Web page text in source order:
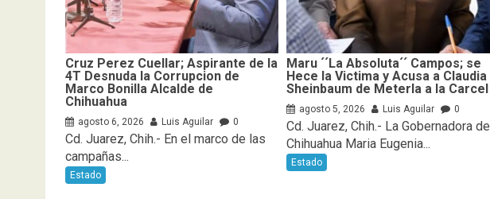
Cruz Perez Cuellar; Aspirante de la
4T Desnuda la Corrupcion de
Marco Bonilla Alcalde de
Chihuahua
agosto 6, 2026 Luis Aguilar 0
Cd. Juarez, Chih.- En el marco de las
campañas...
Estado
Maru ´´La Absoluta´´ Campos; se
Hece la Victima y Acusa a Claudia
Sheinbaum de Meterla a la Carcel
agosto 5, 2026 Luis Aguilar 0
Cd. Juarez, Chih.- La Gobernadora de
Chihuahua Maria Eugenia...
Estado